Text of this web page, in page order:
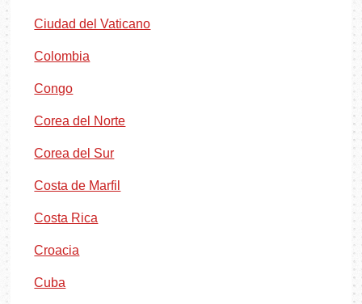
Ciudad del Vaticano
Colombia
Congo
Corea del Norte
Corea del Sur
Costa de Marfil
Costa Rica
Croacia
Cuba